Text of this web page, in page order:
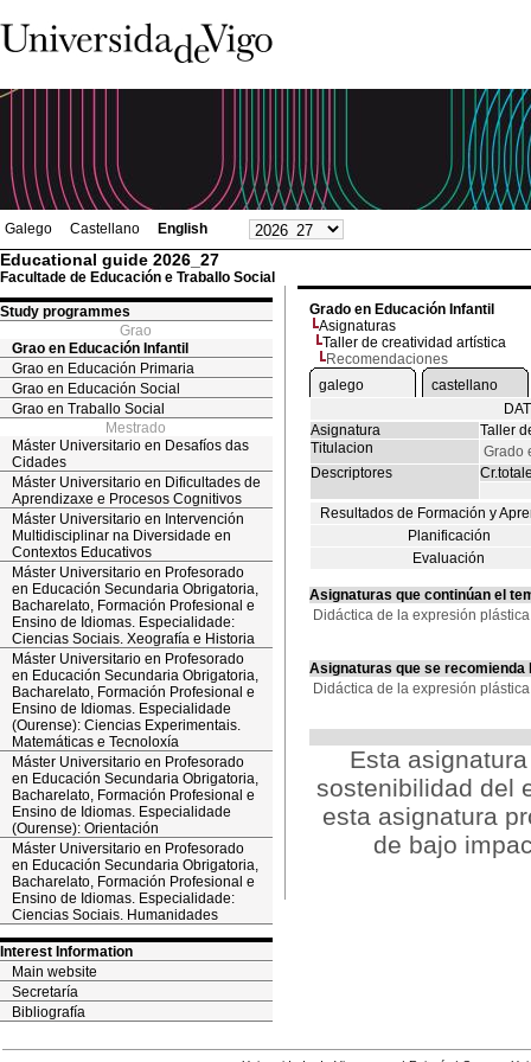
Galego Castellano English
Educational guide 2026_27
Facultade de Educación e Traballo Social
Study programmes
Grao
Grao en Educación Infantil
Grao en Educación Primaria
Grao en Educación Social
Grao en Traballo Social
Mestrado
Máster Universitario en Desafíos das
Cidades
Máster Universitario en Dificultades de
Aprendizaxe e Procesos Cognitivos
Máster Universitario en Intervención
Multidisciplinar na Diversidade en
Contextos Educativos
Máster Universitario en Profesorado
en Educación Secundaria Obrigatoria,
Bacharelato, Formación Profesional e
Ensino de Idiomas. Especialidade:
Ciencias Sociais. Xeografía e Historia
Máster Universitario en Profesorado
en Educación Secundaria Obrigatoria,
Bacharelato, Formación Profesional e
Ensino de Idiomas. Especialidade
(Ourense): Ciencias Experimentais.
Matemáticas e Tecnoloxía
Máster Universitario en Profesorado
en Educación Secundaria Obrigatoria,
Bacharelato, Formación Profesional e
Ensino de Idiomas. Especialidade
(Ourense): Orientación
Máster Universitario en Profesorado
en Educación Secundaria Obrigatoria,
Bacharelato, Formación Profesional e
Ensino de Idiomas. Especialidade:
Ciencias Sociais. Humanidades
Interest Information
Main website
Secretaría
Bibliografía
Grado en Educación Infantil
Asignaturas
Taller de creatividad artística
Recomendaciones
galego
castellano
Asignatura
Taller
Titulacion
Grado
Descriptores
Resultados de Formación y
Planificación
Evaluación
Asignaturas que continúan el
Didáctica de la expresión
Asignaturas que se
Didáctica de la expresión
Esta
sostenibilidad del
esta asignatura
de bajo